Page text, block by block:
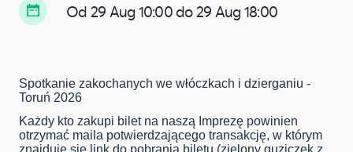
Od 29 Aug 10:00 do 29 Aug 18:00
Spotkanie zakochanych we włóczkach i dzierganiu -
Toruń 2026
Każdy kto zakupi bilet na naszą Imprezę powinien
otrzymać maila potwierdzającego transakcję, w którym